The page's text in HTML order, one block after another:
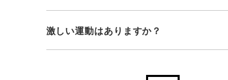
激しい運動はありますか？